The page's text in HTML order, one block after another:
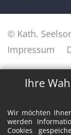
Ihre
Wir möchten
werden
Cookies
© Kath.
Impressum